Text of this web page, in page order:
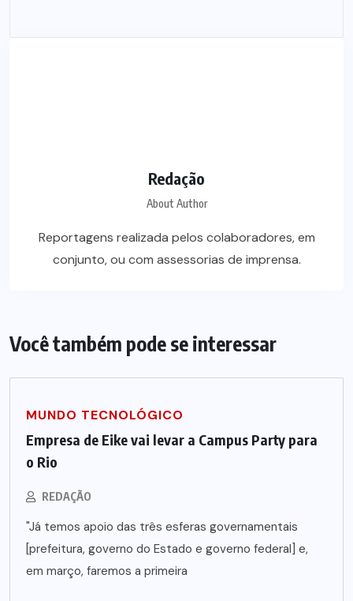
Redação
About Author
Reportagens realizada pelos colaboradores, em
conjunto, ou com assessorias de imprensa.
Você também pode se interessar
MUNDO TECNOLÓGICO
Empresa de Eike vai levar a Campus Party para
o Rio
REDAÇÃO
"Já temos apoio das três esferas governamentais
[prefeitura, governo do Estado e governo federal] e,
em março, faremos a primeira